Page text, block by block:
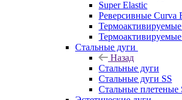
Super Elastic
Реверсивные Curva
Стальные дуги
Назад
Стальные дуги
Стальные дуги SS
Стальные плетеные